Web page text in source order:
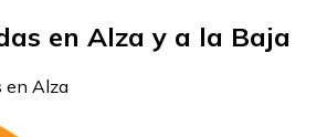
en Alza y a la Baja
en Alza